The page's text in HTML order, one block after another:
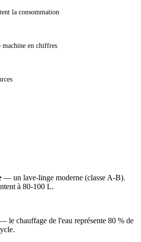
la consommation
en chiffres
— un lave-linge moderne (classe A-B).
à 80-100 L.
le chauffage de l'eau représente 80 % de